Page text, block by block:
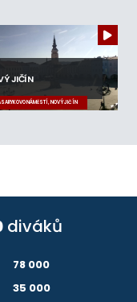
JIČÍN
NÁMĚSTÍ, NOVÝ JIČÍN
diváků
78 000
35 000